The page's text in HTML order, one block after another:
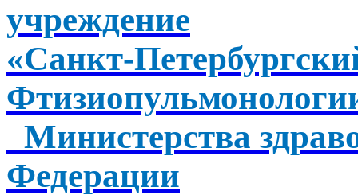
учреждение
«Санкт-
Министерства
Федерации